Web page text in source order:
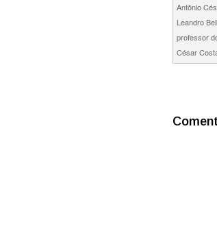
Leandro
professor
César